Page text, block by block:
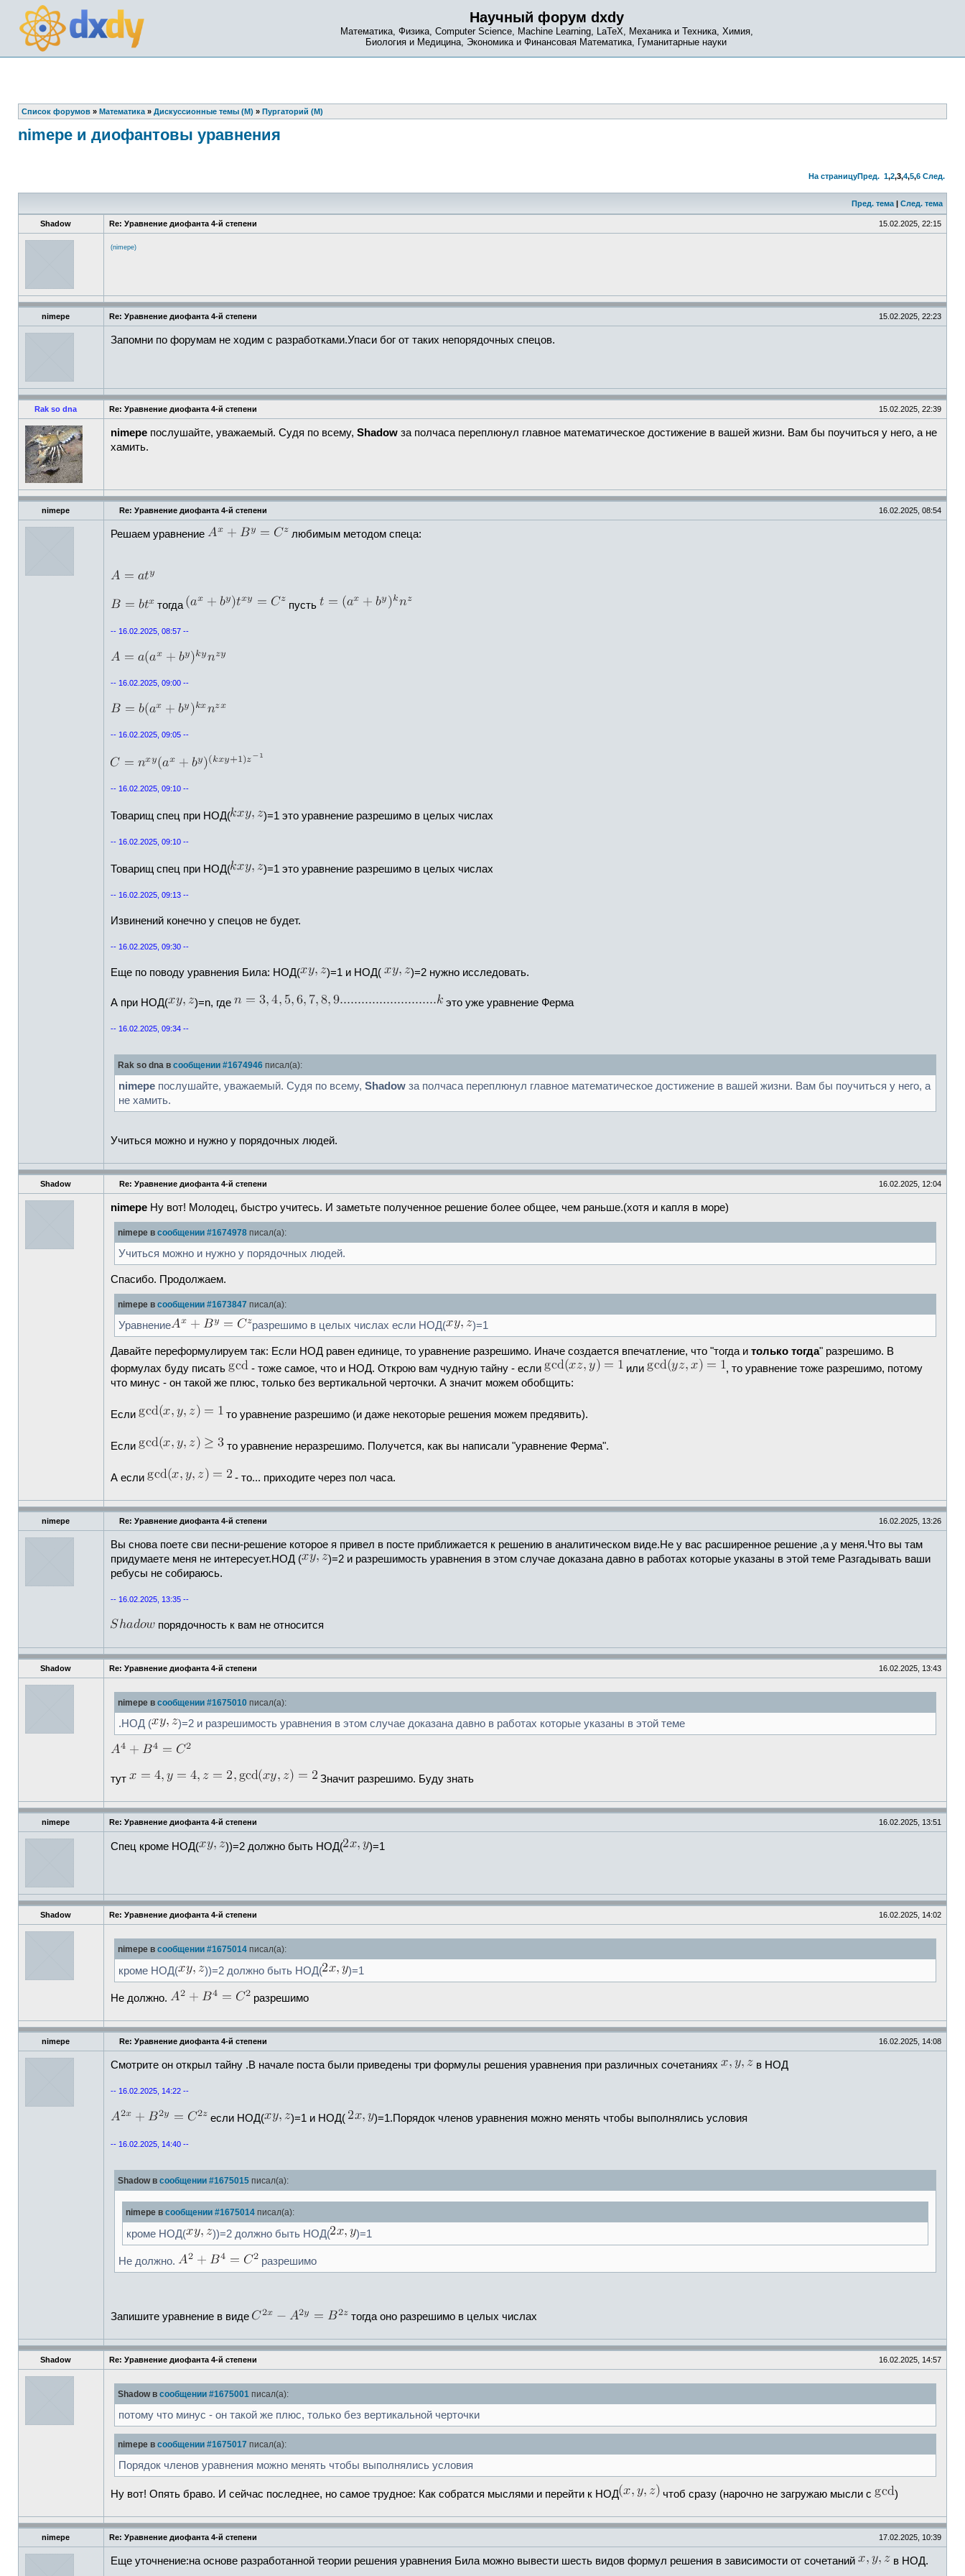
Научный форум dxdy
Математика, Физика, Computer Science, Machine Learning, LaTeX, Механика и Техника, Химия,
Биология и Медицина, Экономика и Финансовая Математика, Гуманитарные науки
Список форумов » Математика » Дискуссионные темы (М) » Пургаторий (М)
nimepe и диофантовы уравнения
На страницуПред. 1,2,3,4,5,6 След.
Пред. тема | След. тема
Shadow Re: Уравнение диофанта 4-й степени 15.02.2025, 22:15
(nimepe)
nimepe Re: Уравнение диофанта 4-й степени 15.02.2025, 22:23
Запомни по форумам не ходим с разработками.Упаси бог от таких непорядочных спецов.
Rak so dna Re: Уравнение диофанта 4-й степени 15.02.2025, 22:39
nimepe послушайте, уважаемый. Судя по всему, Shadow за полчаса переплюнул главное математическое достижение в вашей жизни. Вам бы поучиться у него, а не
хамить.
nimepe Re: Уравнение диофанта 4-й степени 16.02.2025, 08:54
Решаем уравнение любимым методом спеца:
тогда пусть
-- 16.02.2025, 08:57 --
-- 16.02.2025, 09:00 --
-- 16.02.2025, 09:05 --
-- 16.02.2025, 09:10 --
Товарищ спец при НОД( )=1 это уравнение разрешимо в целых числах
-- 16.02.2025, 09:10 --
Товарищ спец при НОД( )=1 это уравнение разрешимо в целых числах
-- 16.02.2025, 09:13 --
Извинений конечно у спецов не будет.
-- 16.02.2025, 09:30 --
Еще по поводу уравнения Била: НОД( )=1 и НОД( )=2 нужно исследовать.
А при НОД( )=n, где это уже уравнение Ферма
-- 16.02.2025, 09:34 --
Rak so dna в сообщении #1674946 писал(а):
nimepe послушайте, уважаемый. Судя по всему, Shadow за полчаса переплюнул главное математическое достижение в вашей жизни. Вам бы поучиться у него, а
не хамить.
Учиться можно и нужно у порядочных людей.
Shadow Re: Уравнение диофанта 4-й степени 16.02.2025, 12:04
nimepe Ну вот! Молодец, быстро учитесь. И заметьте полученное решение более общее, чем раньше.(хотя и капля в море)
nimepe в сообщении #1674978 писал(а):
Учиться можно и нужно у порядочных людей.
Спасибо. Продолжаем.
nimepe в сообщении #1673847 писал(а):
Уравнение разрешимо в целых числах если НОД( )=1
Давайте переформулируем так: Если НОД равен единице, то уравнение разрешимо. Иначе создается впечатление, что "тогда и только тогда" разрешимо. В
формулах буду писать
- тоже самое, что и НОД. Открою вам чудную тайну - если или
, то уравнение тоже разрешимо, потому
что минус - он такой же плюс, только без вертикальной черточки. А значит можем обобщить:
Если то уравнение разрешимо (и даже некоторые решения можем предявить).
Если то уравнение неразрешимо. Получется, как вы написали "уравнение Ферма".
А если - то... приходите через пол часа.
nimepe Re: Уравнение диофанта 4-й степени 16.02.2025, 13:26
Вы снова поете сви песни-решение которое я привел в посте приближается к решению в аналитическом виде.Не у вас расширенное решение ,а у меня.Что вы там
придумаете меня не интересует.НОД (
)=2 и разрешимость уравнения в этом случае доказана давно в работах которые указаны в этой теме Разгадывать ваши
ребусы не собираюсь.
-- 16.02.2025, 13:35 --
порядочность к вам не относится
Shadow Re: Уравнение диофанта 4-й степени 16.02.2025, 13:43
nimepe в сообщении #1675010 писал(а):
.НОД ( )=2 и разрешимость уравнения в этом случае доказана давно в работах которые указаны в этой теме
тут Значит разрешимо. Буду знать
nimepe Re: Уравнение диофанта 4-й степени 16.02.2025, 13:51
Спец кроме НОД( ))=2 должно быть НОД( )=1
Shadow Re: Уравнение диофанта 4-й степени 16.02.2025, 14:02
nimepe в сообщении #1675014 писал(а):
кроме НОД( ))=2 должно быть НОД( )=1
Не должно. разрешимо
nimepe Re: Уравнение диофанта 4-й степени 16.02.2025, 14:08
Смотрите он открыл тайну .В начале поста были приведены три формулы решения уравнения при различных сочетаниях в НОД
-- 16.02.2025, 14:22 --
если НОД( )=1 и НОД( )=1.Порядок членов уравнения можно менять чтобы выполнялись условия
-- 16.02.2025, 14:40 --
Shadow в сообщении #1675015 писал(а):
nimepe в сообщении #1675014 писал(а):
кроме НОД( ))=2 должно быть НОД( )=1
Не должно. разрешимо
Запишите уравнение в виде тогда оно разрешимо в целых числах
Shadow Re: Уравнение диофанта 4-й степени 16.02.2025, 14:57
Shadow в сообщении #1675001 писал(а):
потому что минус - он такой же плюс, только без вертикальной черточки
nimepe в сообщении #1675017 писал(а):
Порядок членов уравнения можно менять чтобы выполнялись условия
Ну вот! Опять браво. И сейчас последнее, но самое трудное: Как собратся мыслями и перейти к НОД чтоб сразу (нарочно не загружаю мысли с )
nimepe Re: Уравнение диофанта 4-й степени 17.02.2025, 10:39
Еще уточнение:на основе разработанной теории решения уравнения Била можно вывести шесть видов формул решения в зависимости от сочетаний в НОД.